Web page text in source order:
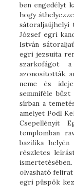
ben engedélyt
hogy
sátoraljaújhelyi
József egri
István
egri jezsuita
szarkofágot
azonosították,
neme és
semmiféle
sírban a
amelyet Podl
Csepellényit
templomban
bazilika helyén
részletes
olvasható
egri püspök